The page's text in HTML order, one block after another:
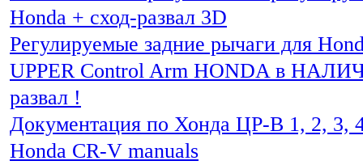
Honda + сход-развал 3D
Регулируемые задние рычаги для
UPPER Control Arm HONDA в
развал !
Документация по Хонда ЦР-В 1, 2, 3,
Honda CR-V manuals